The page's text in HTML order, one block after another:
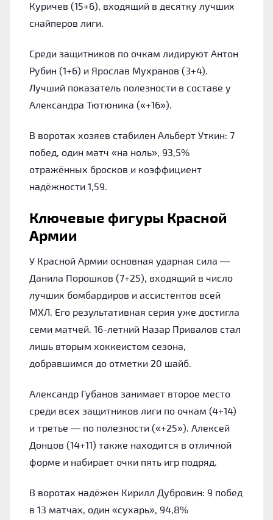
Куричев (15+6), входящий в десятку лучших
снайперов лиги.
Среди защитников по очкам лидируют Антон
Рубин (1+6) и Ярослав Мухранов (3+4).
Лучший показатель полезности в составе у
Александра Тютюника («+16»).
В воротах хозяев стабилен Альберт Уткин: 7
побед, один матч «на ноль», 93,5%
отражённых бросков и коэффициент
надёжности 1,59.
Ключевые фигуры Красной
Армии
У Красной Армии основная ударная сила —
Данила Порошков (7+25), входящий в число
лучших бомбардиров и ассистентов всей
МХЛ. Его результативная серия уже достигла
семи матчей. 16-летний Назар Привалов стал
лишь вторым хоккеистом сезона,
добравшимся до отметки 20 шайб.
Александр Губанов занимает второе место
среди всех защитников лиги по очкам (4+14)
и третье — по полезности («+25»). Алексей
Донцов (14+11) также находится в отличной
форме и набирает очки пять игр подряд.
В воротах надёжен Кирилл Дубровин: 9 побед
в 13 матчах, один «сухарь», 94,8%